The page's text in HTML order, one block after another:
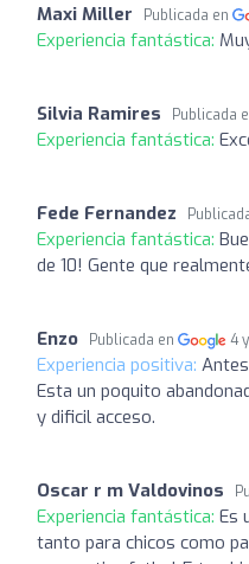
Maxi Miller Publicada en
Experiencia fantástica:
Silvia Ramires Publicada
Experiencia fantástica:
Fede Fernandez
Experiencia fantástica:
de 10! Gente que
Enzo Publicada en 4
Experiencia positiva:
Esta un poquito
y dificil acceso.
Oscar r m Valdovinos
Experiencia fantástica: Es
tanto para chicos como